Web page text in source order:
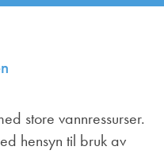
store vannressurser.
hensyn til bruk av